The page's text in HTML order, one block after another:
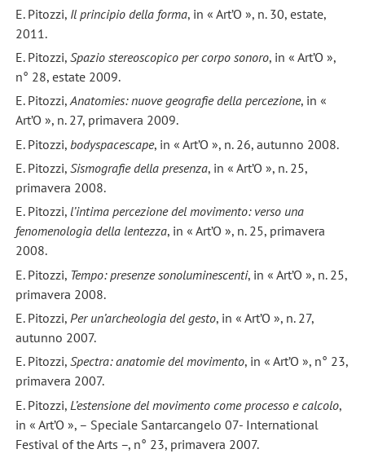
E. Pitozzi, Il principio della forma, in « Art’O », n. 30, estate,
2011.
E. Pitozzi, Spazio stereoscopico per corpo sonoro, in « Art’O »,
n° 28, estate 2009.
E. Pitozzi,Anatomies: nuove geografie della percezione, in «
Art’O », n. 27, primavera 2009.
E. Pitozzi, bodyspacescape, in « Art’O », n. 26, autunno 2008.
E. Pitozzi, Sismografie della presenza, in « Art’O », n. 25,
primavera 2008.
E. Pitozzi, l’intima percezione del movimento: verso una
fenomenologia della lentezza, in « Art’O », n. 25, primavera
2008.
E. Pitozzi, Tempo: presenze sonoluminescenti, in « Art’O », n. 25,
primavera 2008.
E. Pitozzi, Per un’archeologia del gesto, in « Art’O », n. 27,
autunno 2007.
E. Pitozzi, Spectra: anatomie del movimento, in « Art’O », n° 23,
primavera 2007.
E. Pitozzi, L’estensione del movimento come processo e calcolo,
in « Art’O », – Speciale Santarcangelo 07- International
Festival of the Arts –, n° 23, primavera 2007.